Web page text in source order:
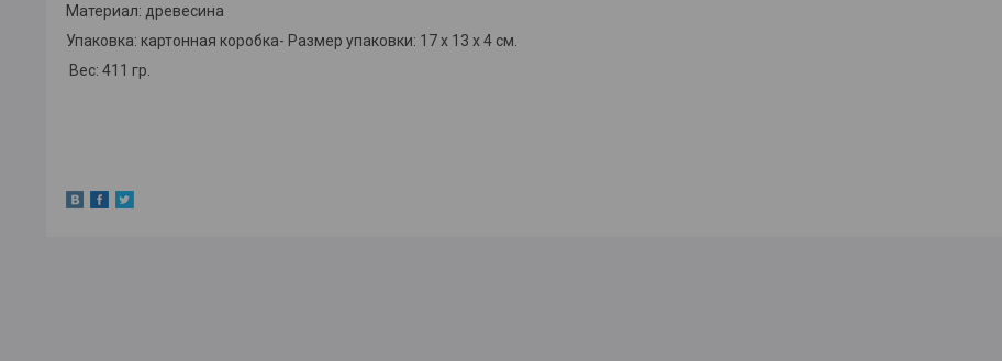
Материал: древесина
Упаковка: картонная коробка- Размер упаковки: 17 х 13 х 4 см.
Вес: 411 гр.